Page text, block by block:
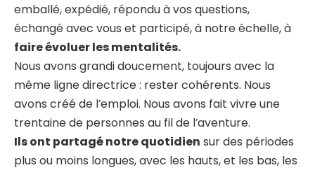
emballé, expédié, répondu à vos questions,
échangé avec vous et participé, à notre échelle, à
faire évoluer les mentalités.
Nous avons grandi doucement, toujours avec la
même ligne directrice : rester cohérents. Nous
avons créé de l’emploi. Nous avons fait vivre une
trentaine de personnes au fil de l’aventure.
Ils ont partagé notre quotidien sur des périodes
plus ou moins longues, avec les hauts, et les bas, les